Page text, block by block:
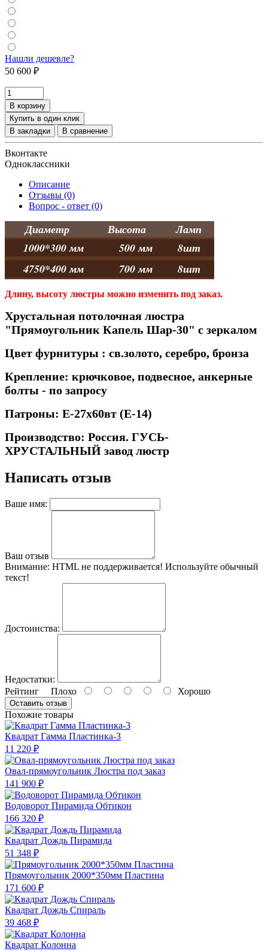
Нашли дешевле?
50 600 ₽
В корзину
Купить в один клик
В закладки
В сравнение
Вконтакте
Одноклассники
Описание
Отзывы (0)
Вопрос - ответ (0)
Диаметр Высота
Ламп
1000*300 мм
500 мм
8шт
4750*400 мм
700 мм 8шт
Длину, высоту люстры можно изменить под заказ.
Хрустальная потолочная люстра
"Прямоугольник Капель Шар-30" с зеркалом
Цвет фурнитуры : св.золото, серебро, бронза
Крепление: крючковое, подвесное, анкерные
болты - по запросу
Патроны: Е-27х60вт (Е-14)
Производство: Россия. ГУСЬ-
ХРУСТАЛЬНЫЙ завод люстр
Написать отзыв
Ваше имя:
Ваш отзыв
Внимание: HTML не поддерживается! Используйте обычный
текст!
Достоинства:
Недостатки:
Рейтинг Плохо Хорошо
Оставить отзыв
Похожие товары
Квадрат Гамма Пластинка-3
11 220 ₽
Овал-прямоугольник Люстра под заказ
141 900 ₽
Водоворот Пирамида Обтикон
166 320 ₽
Квадрат Дождь Пирамида
51 348 ₽
Прямоугольник 2000*350мм Пластина
171 600 ₽
Квадрат Дождь Спираль
39 468 ₽
Квадрат Колонна